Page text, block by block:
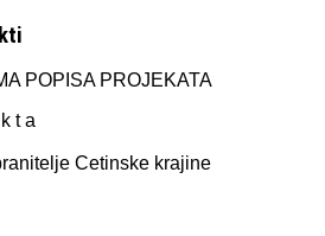
POPISA PROJEKATA
t a
Cetinske krajine